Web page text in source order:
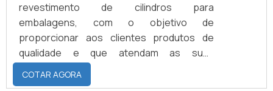
revestimento de cilindros para
embalagens, com o objetivo de
proporcionar aos clientes produtos de
qualidade e que atendam as suas
necessidades.A DURABILIDADE E A
QUALIDADE DO PRODUTOO revestimento
COTAR AGORA